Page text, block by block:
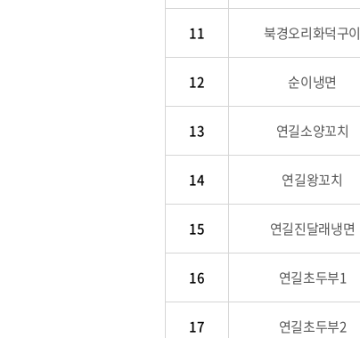
11 북경오리화덕구이
12 순이냉면
13 연길소양꼬치
14 연길왕꼬치
15 연길진달래냉면
16 연길초두부1
17 연길초두부2